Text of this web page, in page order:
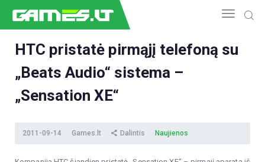
NAUJIENOS
GAMEDEV
HTC pristatė pirmąjį telefoną su
„Beats Audio“ sistema –
„Sensation XE“
2011-09-14 Games.lt Dalintis Naujienos